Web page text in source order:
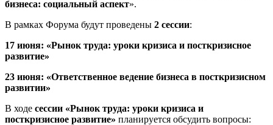
бизнеса: социальный аспект».
В рамках Форума будут проведены 2 сессии:
17 июня: «Рынок труда: уроки кризиса и посткризисное
развитие»
23 июня: «Ответственное ведение бизнеса в посткризисном
развитии»
В ходе сессии «Рынок труда: уроки кризиса и
посткризисное развитие» планируется обсудить вопросы: